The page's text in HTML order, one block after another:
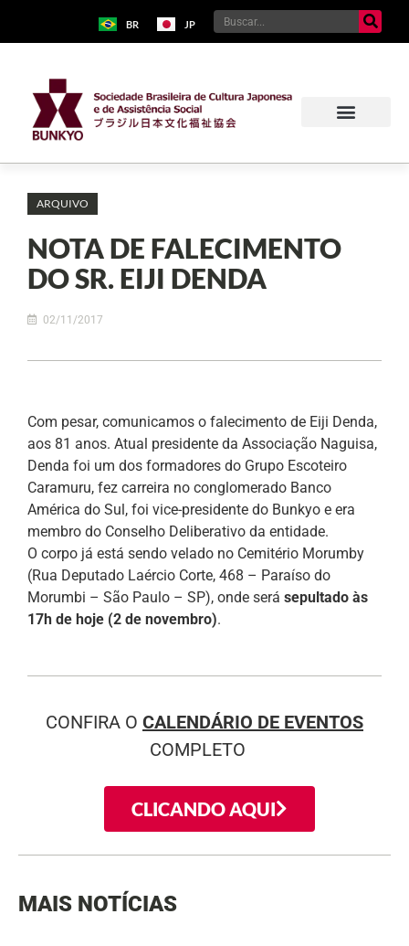
BR JP
ARQUIVO
NOTA DE FALECIMENTO
DO SR. EIJI DENDA
02/11/2017
Com pesar, comunicamos o falecimento de Eiji Denda,
aos 81 anos. Atual presidente da Associação Naguisa,
Denda foi um dos formadores do Grupo Escoteiro
Caramuru, fez carreira no conglomerado Banco
América do Sul, foi vice-presidente do Bunkyo e era
membro do Conselho Deliberativo da entidade.
O corpo já está sendo velado no Cemitério Morumby
(Rua Deputado Laércio Corte, 468 – Paraíso do
Morumbi – São Paulo – SP), onde será sepultado às
17h de hoje (2 de novembro).
CONFIRA O CALENDÁRIO DE EVENTOS
COMPLETO
CLICANDO AQUI
MAIS NOTÍCIAS